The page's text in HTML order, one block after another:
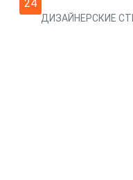
24
ДИЗАЙНЕРСКИЕ